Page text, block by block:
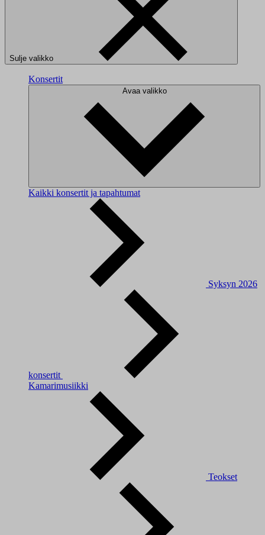
Sulje valikko
Konsertit
Avaa valikko
Kaikki konsertit ja tapahtumat
Syksyn 2026
konsertit
Kamarimusiikki
Teokset